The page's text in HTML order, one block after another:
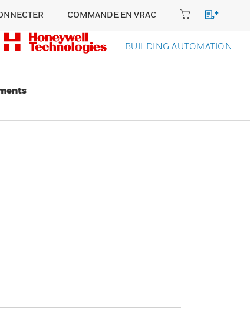
COMMANDE EN VRAC
BUILDING AUTOMATION